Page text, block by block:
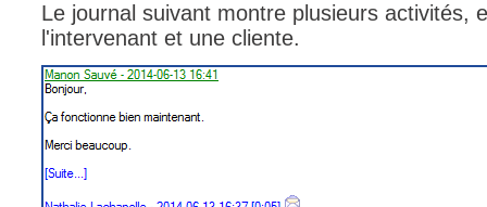
Le journal suivant montre plusieurs activités,
l'intervenant et une cliente.